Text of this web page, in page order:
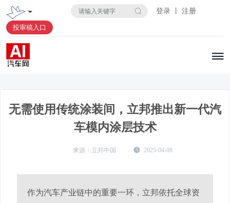
登录 丨 注册
投审稿入口
无需使用传统涂装间，立邦推出新一代汽
车模内涂层技术
立邦中国 2025-04-08
作为汽车产业链中的重要一环，立邦依托全球资